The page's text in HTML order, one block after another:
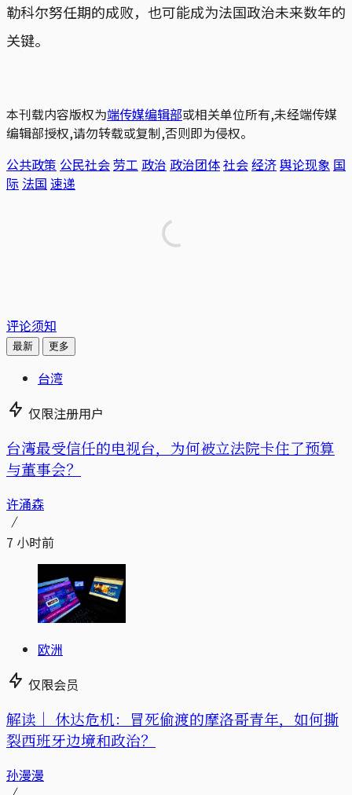
勒科尔努任期的成败，也可能成为法国政治未来数年的
关键。
本刊载内容版权为端传媒编辑部或相关单位所有,未经端传媒
编辑部授权,请勿转载或复制,否则即为侵权。
公共政策 公民社会劳工 政治 政治团体社会经济舆论现象 国
际 法国 速递
评论须知
最新 更多
台湾
仅限注册用户
台湾最受信任的电视台，为何被立法院卡住了预算
与董事会？
许涌森
7 小时前
欧洲
仅限会员
解读｜ 休达危机：冒死偷渡的摩洛哥青年，如何撕
裂西班牙边境和政治？
孙漫漫